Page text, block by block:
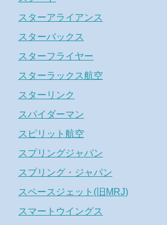
スターアライアンス
スターバックス
スターフライヤー
スターラックス航空
スターリンク
スパイダーマン
スピリット航空
スプリングジャパン
スプリング・ジャパン
スペースジェット(旧MRJ)
スマートウイングス